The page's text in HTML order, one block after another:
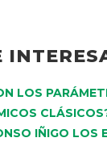
LOS
IÑIGO LOS